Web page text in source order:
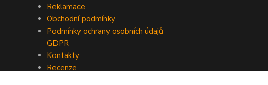
Reklamace
Obchodní podmínky
Podmínky ochrany osobních údajů
GDPR
Kontakty
Recenze